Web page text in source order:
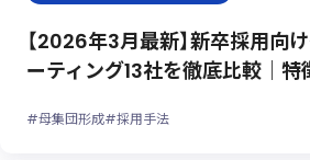
【2026年3月最新】新卒採用向
ーティング13社を徹底比較｜
#母集団形成#採用手法